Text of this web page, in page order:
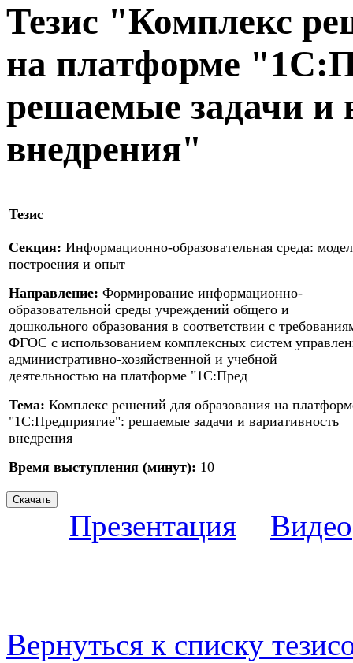
Тезис "Комплекс
на платформе
решаемые задачи и
внедрения"
Тезис
Секция: Информационно-образовательная среда:
построения и опыт
Направление: Формирование информационно-
образовательной среды учреждений общего и
дошкольного образования в соответствии с
ФГОС с использованием комплексных систем
административно-хозяйственной и учебной
деятельностью на платформе "1С:Пред
Тема: Комплекс решений для образования на
"1С:Предприятие": решаемые задачи и вариативность
внедрения
Время выступления (минут): 10
Презентация Видео
Вернуться к списку